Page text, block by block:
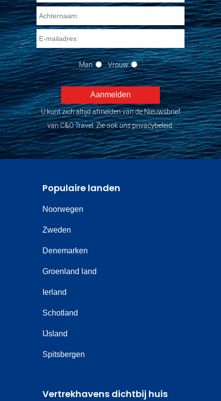
Man Vrouw
U kunt zich altijd afmelden van de Nieuwsbrief
van C&O Travel. Zie ook ons privacybeleid.
Populaire landen
Noorwegen
Zweden
Denemarken
Groenland land
Ierland
Schotland
IJsland
Spitsbergen
Vertrekhavens dichtbij huis